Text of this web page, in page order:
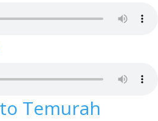
Temurah